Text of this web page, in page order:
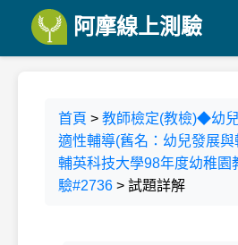
阿摩線上測驗
首頁 > 教師檢定(教檢)◆幼
適性輔導(舊名：幼兒發展與
輔英科技大學98年度幼稚園
驗#2736 > 試題詳解